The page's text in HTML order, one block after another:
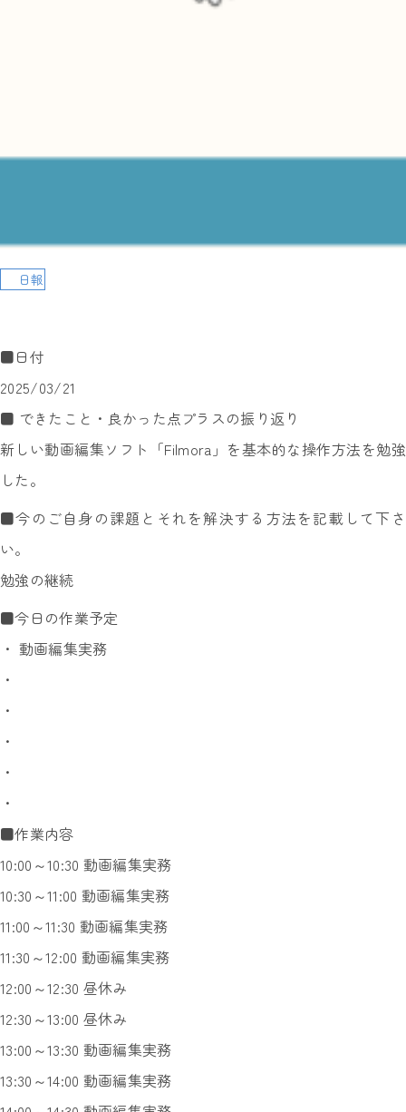
日報
■日付
2025/03/21
■ できたこと・良かった点プラスの振り返り
新しい動画編集ソフト「Filmora」を基本的な操作方法を勉強
した。
■今のご自身の課題とそれを解決する方法を記載して下さ
い。
勉強の継続
■今日の作業予定
・ 動画編集実務
・
・
・
・
・
■作業内容
10:00～10:30 動画編集実務
10:30～11:00 動画編集実務
11:00～11:30 動画編集実務
11:30～12:00 動画編集実務
12:00～12:30 昼休み
12:30～13:00 昼休み
13:00～13:30 動画編集実務
13:30～14:00 動画編集実務